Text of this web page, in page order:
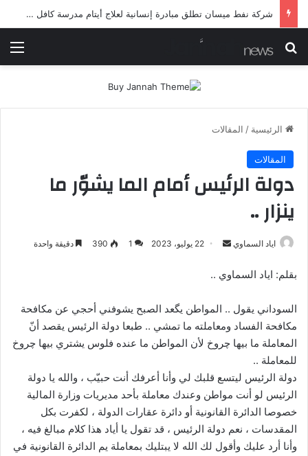
شركة نفط ميسان تطلق مبادرة إنسانية لعلاج أيتام مدرسة كافل اليتيم
بحث عن
الرئيسية / المقالات
المقالات
دولة الرئيس أمام الما يشوّر ما
ينزار ..
اياد السماوي
أرسل
إلكترونيا
22 يوليو، 2023 1
390 دقيقة واحدة
بقلم: اياد السماوي ..
السوداني يقول .. المواطن يگعد الصبح يشوفني أحجي عن مكافحة
مكافحة الفساد ومعاملته ما تمشي .. طبعا دولة الرئيس يقصد أنّ
المعاملة ما بيها چروخ لأن المواطن ما عنده فلوس يشتري بيها چروخ
للمعاملة ..
دولة الرئيس ليتسع قلبك لي وأنا أعرفك أنت حبيّب ، والله يا دولة
الرئيس لو أنت مواطن وعندك معاملة بأحد مديريات وزارة المالية
خصوصا الدائرة القانونية أو دائرة عقارات الدولة ، لكفرت بكل
المقدسات ، نعم دولة الرئيس ، قد تقول يا أياد هذا كلام مبالغ فيه ،
وأنا أرد عليك وأقول لك الله لا يبتليك بمعاملة يم الدائرة القانونية في